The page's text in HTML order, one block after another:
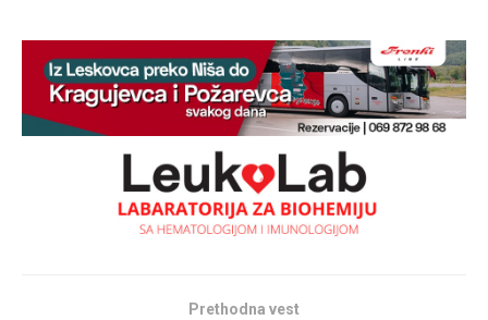
Prethodna vest